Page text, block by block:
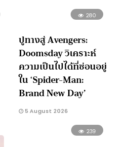
280
ปูทางสู่ Avengers:
Doomsday วิเคราะห์
ความเป็นไปได้ที่ซ่อนอยู่
ใน ‘Spider-Man:
Brand New Day’
5 August 2026
239